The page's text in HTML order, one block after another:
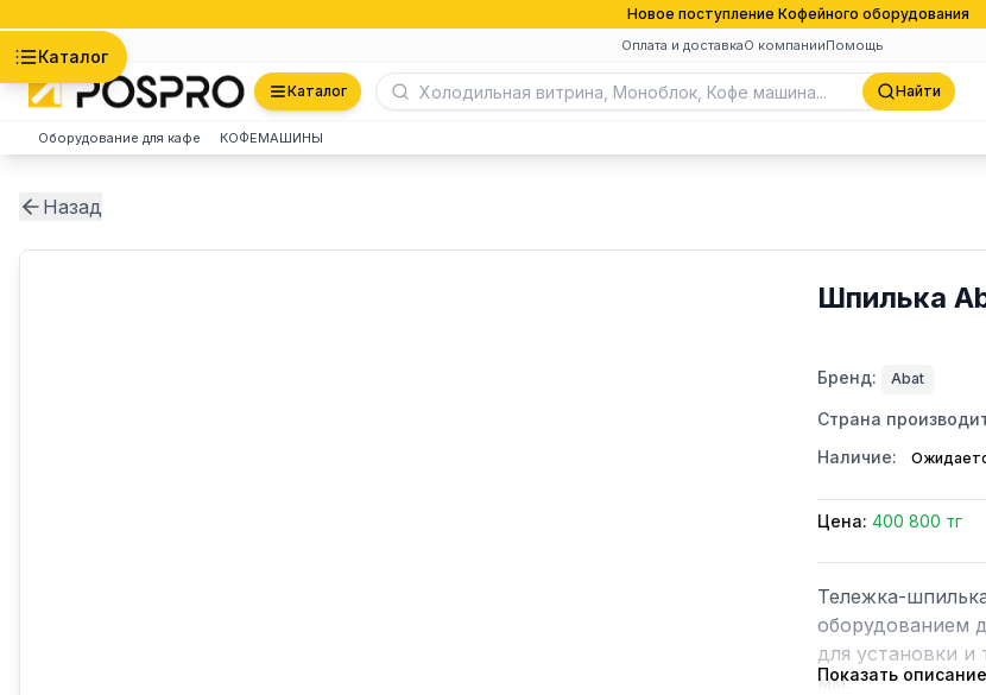
Новое поступление Кофейного оборудования
Оплата и доставкаО компанииПомощь
Каталог
Каталог Найти
Оборудование для кафе КОФЕМАШИНЫ
Назад
Шпилька
Бренд: Abat
Страна
Наличие:
Цена: 400 800 тг
Тележка-
оборудованием
для установки
мм.
Показать